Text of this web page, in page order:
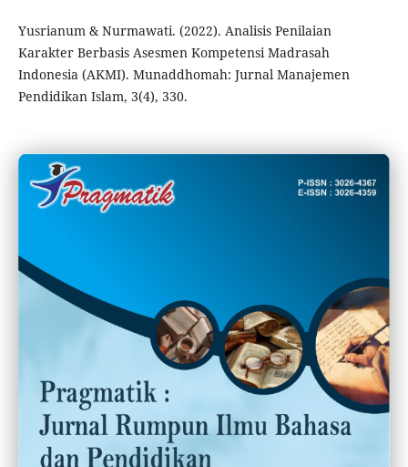
Yusrianum & Nurmawati. (2022). Analisis Penilaian
Karakter Berbasis Asesmen Kompetensi Madrasah
Indonesia (AKMI). Munaddhomah: Jurnal Manajemen
Pendidikan Islam, 3(4), 330.